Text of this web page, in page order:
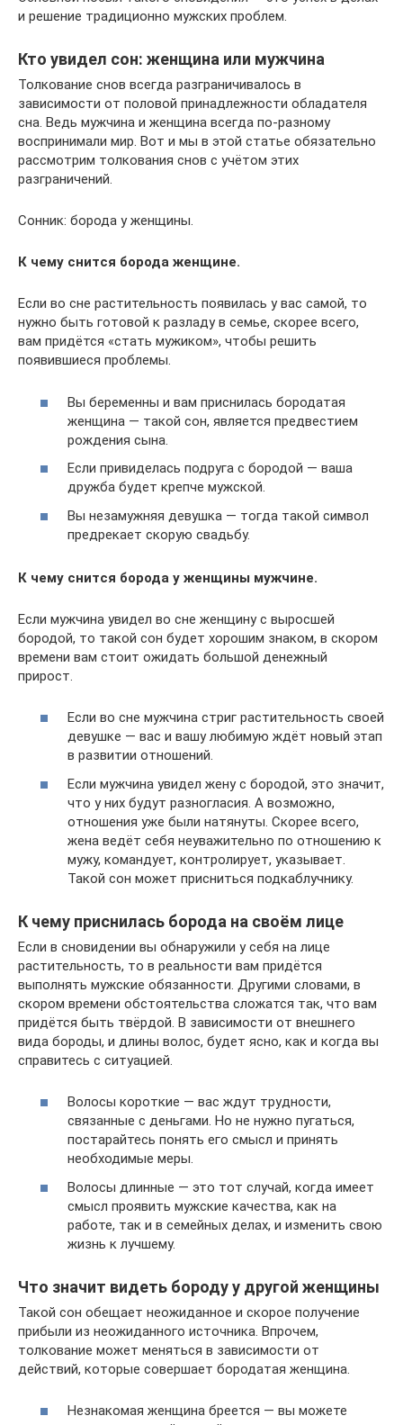
и решение традиционно мужских проблем.
Кто увидел сон: женщина или мужчина
Толкование снов всегда разграничивалось в
зависимости от половой принадлежности обладателя
сна. Ведь мужчина и женщина всегда по-разному
воспринимали мир. Вот и мы в этой статье обязательно
рассмотрим толкования снов с учётом этих
разграничений.
Сонник: борода у женщины.
К чему снится борода женщине.
Если во сне растительность появилась у вас самой, то
нужно быть готовой к разладу в семье, скорее всего,
вам придётся «стать мужиком», чтобы решить
появившиеся проблемы.
Вы беременны и вам приснилась бородатая
женщина — такой сон, является предвестием
рождения сына.
Если привиделась подруга с бородой — ваша
дружба будет крепче мужской.
Вы незамужняя девушка — тогда такой символ
предрекает скорую свадьбу.
К чему снится борода у женщины мужчине.
Если мужчина увидел во сне женщину с выросшей
бородой, то такой сон будет хорошим знаком, в скором
времени вам стоит ожидать большой денежный
прирост.
Если во сне мужчина стриг растительность своей
девушке — вас и вашу любимую ждёт новый этап
в развитии отношений.
Если мужчина увидел жену с бородой, это значит,
что у них будут разногласия. А возможно,
отношения уже были натянуты. Скорее всего,
жена ведёт себя неуважительно по отношению к
мужу, командует, контролирует, указывает.
Такой сон может присниться подкаблучнику.
К чему приснилась борода на своём лице
Если в сновидении вы обнаружили у себя на лице
растительность, то в реальности вам придётся
выполнять мужские обязанности. Другими словами, в
скором времени обстоятельства сложатся так, что вам
придётся быть твёрдой. В зависимости от внешнего
вида бороды, и длины волос, будет ясно, как и когда вы
справитесь с ситуацией.
Волосы короткие — вас ждут трудности,
связанные с деньгами. Но не нужно пугаться,
постарайтесь понять его смысл и принять
необходимые меры.
Волосы длинные — это тот случай, когда имеет
смысл проявить мужские качества, как на
работе, так и в семейных делах, и изменить свою
жизнь к лучшему.
Что значит видеть бороду у другой женщины
Такой сон обещает неожиданное и скорое получение
прибыли из неожиданного источника. Впрочем,
толкование может меняться в зависимости от
действий, которые совершает бородатая женщина.
Незнакомая женщина бреется — вы можете